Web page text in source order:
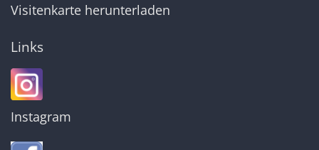
Visitenkarte herunterladen
Links
Instagram